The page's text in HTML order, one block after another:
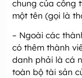
chung của công
một tên (gọi là
– Ngoài các
có thêm thành
danh phải là cá
toàn bộ tài sản